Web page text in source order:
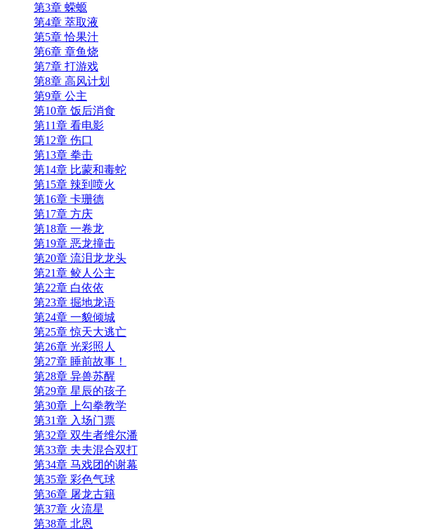
第3章 蝾螈
第4章 萃取液
第5章 恰果汁
第6章 章鱼烧
第7章 打游戏
第8章 高风计划
第9章 公主
第10章 饭后消食
第11章 看电影
第12章 伤口
第13章 拳击
第14章 比蒙和毒蛇
第15章 辣到喷火
第16章 卡珊德
第17章 方庆
第18章 一卷龙
第19章 恶龙撞击
第20章 流泪龙龙头
第21章 鲛人公主
第22章 白依依
第23章 掘地龙语
第24章 一貌倾城
第25章 惊天大逃亡
第26章 光彩照人
第27章 睡前故事！
第28章 异兽苏醒
第29章 星辰的孩子
第30章 上勾拳教学
第31章 入场门票
第32章 双生者维尔潘
第33章 夫夫混合双打
第34章 马戏团的谢幕
第35章 彩色气球
第36章 屠龙古籍
第37章 火流星
第38章 北恩